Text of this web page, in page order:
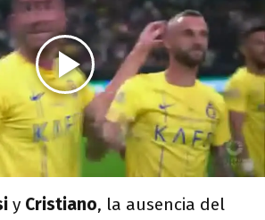
y Cristiano, la ausencia del